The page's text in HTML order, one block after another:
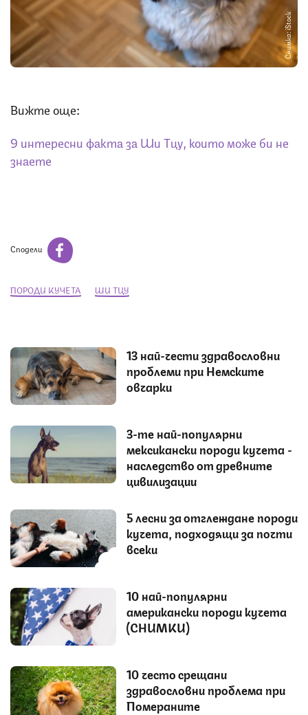
Снимка: iStock
Вижте още:
9 интересни факта за Ши Тцу, които може би не
знаете
Сподели
ПОРОДИ КУЧЕТА ШИ ТЦУ
13 най-чести здравословни
проблеми при Немските
овчарки
3-те най-популярни
мексикански породи кучета -
наследство от древните
цивилизации
5 лесни за отглеждане породи
кучета, подходящи за почти
всеки
10 най-популярни
американски породи кучета
(СНИМКИ)
10 често срещани
здравословни проблема при
Помераните